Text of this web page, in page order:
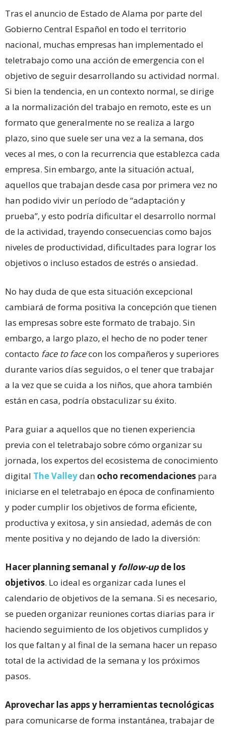
Tras el anuncio de Estado de Alama por parte del
Gobierno Central Español en todo el territorio
nacional, muchas empresas han implementado el
teletrabajo como una acción de emergencia con el
objetivo de seguir desarrollando su actividad normal.
Si bien la tendencia, en un contexto normal, se dirige
a la normalización del trabajo en remoto, este es un
formato que generalmente no se realiza a largo
plazo, sino que suele ser una vez a la semana, dos
veces al mes, o con la recurrencia que establezca cada
empresa. Sin embargo, ante la situación actual,
aquellos que trabajan desde casa por primera vez no
han podido vivir un período de “adaptación y
prueba”, y esto podría dificultar el desarrollo normal
de la actividad, trayendo consecuencias como bajos
niveles de productividad, dificultades para lograr los
objetivos o incluso estados de estrés o ansiedad.
No hay duda de que esta situación excepcional
cambiará de forma positiva la concepción que tienen
las empresas sobre este formato de trabajo. Sin
embargo, a largo plazo, el hecho de no poder tener
contacto face to facecon los compañeros y superiores
durante varios días seguidos, o el tener que trabajar
a la vez que se cuida a los niños, que ahora también
están en casa, podría obstaculizar su éxito.
Para guiar a aquellos que no tienen experiencia
previa con el teletrabajo sobre cómo organizar su
jornada, los expertos del ecosistema de conocimiento
digital The Valleydan ocho recomendaciones para
iniciarse en el teletrabajo en época de confinamiento
y poder cumplir los objetivos de forma eficiente,
productiva y exitosa, y sin ansiedad, además de con
mente positiva y no dejando de lado la diversión:
Hacer planning semanal y follow-upde los
objetivos. Lo ideal es organizar cada lunes el
calendario de objetivos de la semana. Si es necesario,
se pueden organizar reuniones cortas diarias para ir
haciendo seguimiento de los objetivos cumplidos y
los que faltan y al final de la semana hacer un repaso
total de la actividad de la semana y los próximos
pasos.
Aprovechar las apps y herramientas tecnológicas
para comunicarse de forma instantánea, trabajar de